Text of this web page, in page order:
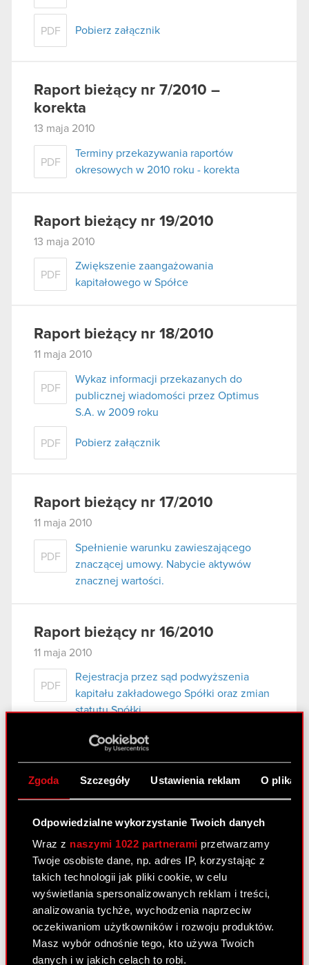
Zgoda Szczegóły Ustawienia reklam O
Odpowiedzialne wykorzystanie Twoich danych
Wraz z naszymi 1022 partnerami przetwarzamy
Twoje osobiste dane, np. adres IP, korzystając z
takich technologii jak pliki cookie, w celu
wyświetlania spersonalizowanych reklam i treści,
analizowania tychże, wychodzenia naprzeciw
oczekiwaniom użytkowników i rozwoju produktów.
Masz wybór odnośnie tego, kto używa Twoich
danych i w jakich celach to robi.
PDF Pobierz załącznik
Raport bieżący nr 7/2010 –
korekta
13 maja 2010
PDF
Terminy przekazywania raportów
okresowych w 2010 roku - korekta
Raport bieżący nr 19/2010
13 maja 2010
PDF
Zwiększenie zaangażowania
kapitałowego w Spółce
Raport bieżący nr 18/2010
11 maja 2010
PDF
Wykaz informacji przekazanych do
publicznej wiadomości przez Optimus
S.A. w 2009 roku
PDF Pobierz załącznik
Raport bieżący nr 17/2010
11 maja 2010
PDF
Spełnienie warunku zawieszającego
znaczącej umowy. Nabycie aktywów
znacznej wartości.
Raport bieżący nr 16/2010
11 maja 2010
PDF
Rejestracja przez sąd podwyższenia
kapitału zakładowego Spółki oraz zmian
statutu Spółki
Pobierz załącznik
Raport bieżący nr 15/2010
5 maja 2010
PDF
Raport dotyczący stosowania w 2009
roku zasad ładu korporacyjnego
zawartych w zbiorze „Dobre Praktyki
Spółek Notowanych na GPW”
PDF Pobierz załącznik